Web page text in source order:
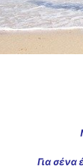
Για σένα